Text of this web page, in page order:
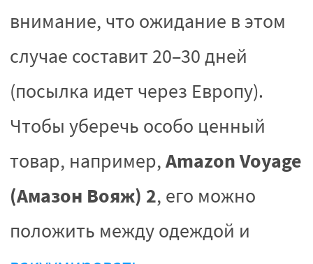
внимание, что ожидание в этом
случае составит 20–30 дней
(посылка идет через Европу).
Чтобы уберечь особо ценный
товар, например,Amazon Voyage
(Амазон Вояж) 2, его можно
положить между одеждой и